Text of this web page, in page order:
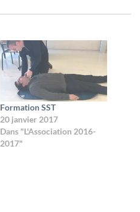
Formation SST
20 janvier 2017
Dans "L'Association 2016-
2017"